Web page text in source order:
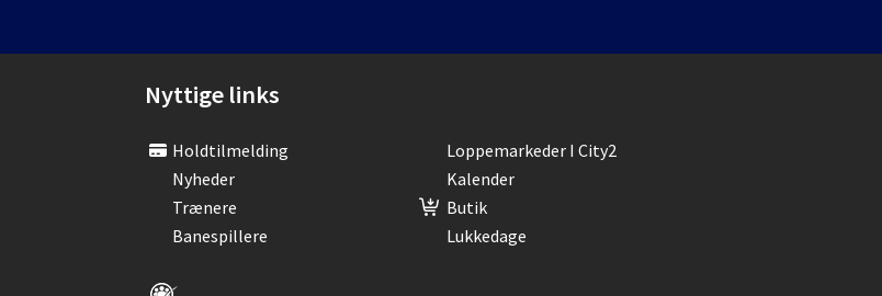
Nyttige links
Holdtilmelding
Loppemarkeder I City2
Nyheder
Kalender
Trænere
Butik
Banespillere
Lukkedage